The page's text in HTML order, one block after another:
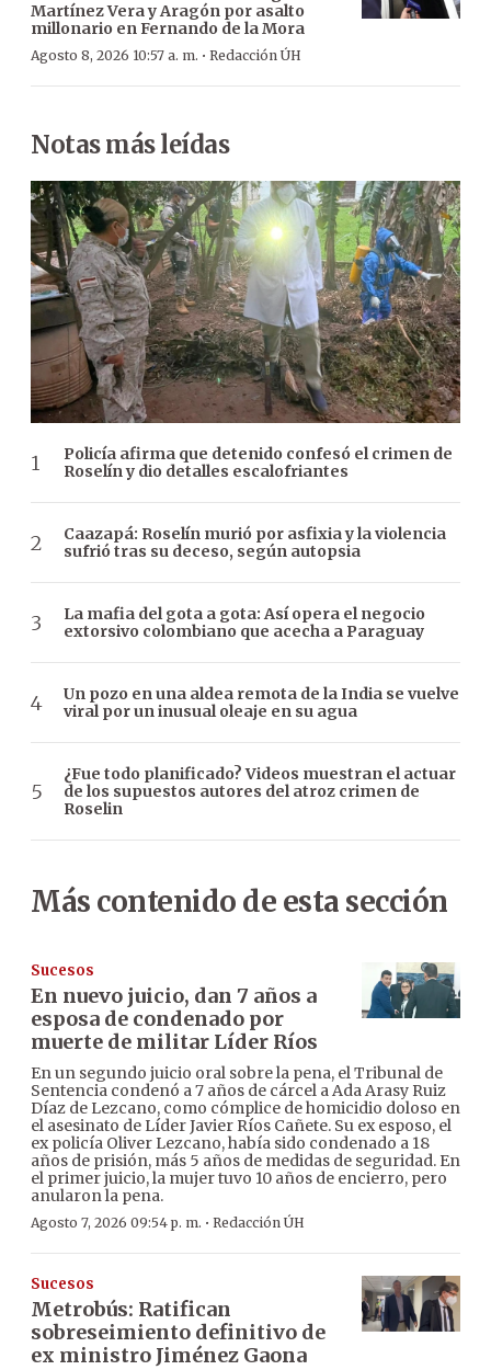
Martínez Vera y Aragón por asalto
millonario en Fernando de la Mora
Agosto 8, 2026 10:57 a. m. · Redacción ÚH
Notas más leídas
Policía afirma que detenido confesó el crimen de
Roselín y dio detalles escalofriantes
Caazapá: Roselín murió por asfixia y la violencia
sufrió tras su deceso, según autopsia
La mafia del gota a gota: Así opera el negocio
extorsivo colombiano que acecha a Paraguay
Un pozo en una aldea remota de la India se vuelve
viral por un inusual oleaje en su agua
¿Fue todo planificado? Videos muestran el actuar
de los supuestos autores del atroz crimen de
Roselin
Más contenido de esta sección
Sucesos
En nuevo juicio, dan 7 años a
esposa de condenado por
muerte de militar Líder Ríos
En un segundo juicio oral sobre la pena, el Tribunal de
Sentencia condenó a 7 años de cárcel a Ada Arasy Ruiz
Díaz de Lezcano, como cómplice de homicidio doloso en
el asesinato de Líder Javier Ríos Cañete. Su ex esposo, el
ex policía Oliver Lezcano, había sido condenado a 18
años de prisión, más 5 años de medidas de seguridad. En
el primer juicio, la mujer tuvo 10 años de encierro, pero
anularon la pena.
Agosto 7, 2026 09:54 p. m. · Redacción ÚH
Sucesos
Metrobús: Ratifican
sobreseimiento definitivo de
ex ministro Jiménez Gaona